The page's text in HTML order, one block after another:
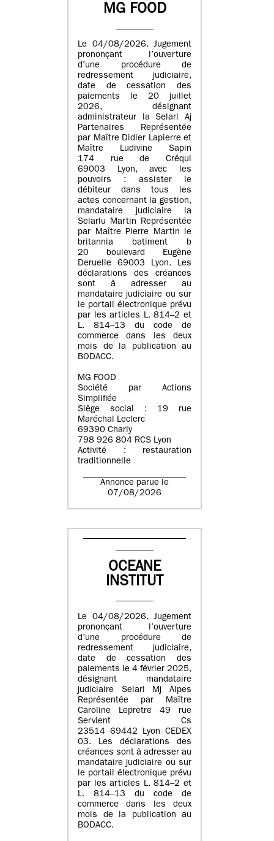
MG FOOD
Le 04/08/2026. Jugement
prononçant l’ouverture
d’une procédure de
redressement judiciaire,
date de cessation des
paiements le 20 juillet
2026, désignant
administrateur la Selarl Aj
Partenaires Représentée
par Maître Didier Lapierre et
Maître Ludivine Sapin
174 rue de Créqui
69003 Lyon, avec les
pouvoirs : assister le
débiteur dans tous les
actes concernant la gestion,
mandataire judiciaire la
Selarlu Martin Représentée
par Maître Pierre Martin le
britannia batiment b
20 boulevard Eugène
Deruelle 69003 Lyon. Les
déclarations des créances
sont à adresser au
mandataire judiciaire ou sur
le portail électronique prévu
par les articles L. 814–2 et
L. 814–13 du code de
commerce dans les deux
mois de la publication au
BODACC.
MG FOOD
Société par Actions
Simplifiée
Siège social : 19 rue
Maréchal Leclerc
69390 Charly
798 926 804 RCS Lyon
Activité : restauration
traditionnelle
Annonce parue le
07/08/2026
OCEANE
INSTITUT
Le 04/08/2026. Jugement
prononçant l’ouverture
d’une procédure de
redressement judiciaire,
date de cessation des
paiements le 4 février 2025,
désignant mandataire
judiciaire Selarl Mj Alpes
Représentée par Maître
Caroline Lepretre 49 rue
Servient Cs
23514 69442 Lyon CEDEX
03. Les déclarations des
créances sont à adresser au
mandataire judiciaire ou sur
le portail électronique prévu
par les articles L. 814–2 et
L. 814–13 du code de
commerce dans les deux
mois de la publication au
BODACC.